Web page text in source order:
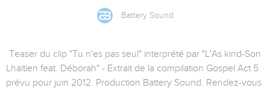
Battery Sound
Teaser du clip "Tu n'es pas seul" interprété par "L'As kind-Son
Lhaïtien feat. Déborah" - Extrait de la compilation Gospel Act 5
prévu pour juin 2012. Production Battery Sound. Rendez-vous